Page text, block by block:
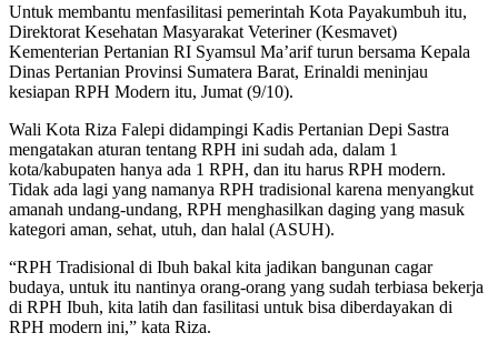
Untuk membantu menfasilitasi pemerintah Kota Payakumbuh itu,
Direktorat Kesehatan Masyarakat Veteriner (Kesmavet)
Kementerian Pertanian RI Syamsul Ma’arif turun bersama Kepala
Dinas Pertanian Provinsi Sumatera Barat, Erinaldi meninjau
kesiapan RPH Modern itu, Jumat (9/10).
Wali Kota Riza Falepi didampingi Kadis Pertanian Depi Sastra
mengatakan aturan tentang RPH ini sudah ada, dalam 1
kota/kabupaten hanya ada 1 RPH, dan itu harus RPH modern.
Tidak ada lagi yang namanya RPH tradisional karena menyangkut
amanah undang-undang, RPH menghasilkan daging yang masuk
kategori aman, sehat, utuh, dan halal (ASUH).
“RPH Tradisional di Ibuh bakal kita jadikan bangunan cagar
budaya, untuk itu nantinya orang-orang yang sudah terbiasa bekerja
di RPH Ibuh, kita latih dan fasilitasi untuk bisa diberdayakan di
RPH modern ini,” kata Riza.